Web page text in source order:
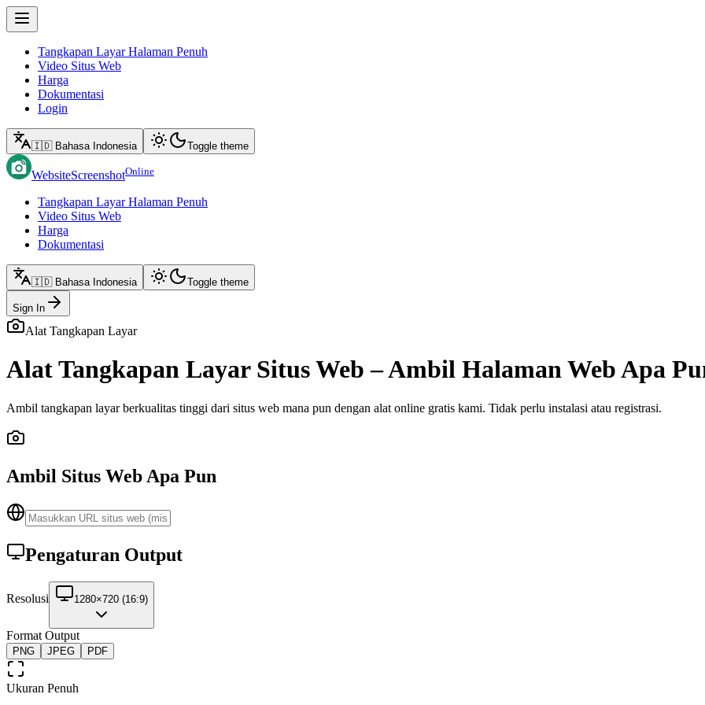
Tangkapan Layar Halaman Penuh
Video Situs Web
Harga
Dokumentasi
Login
🇮🇩 Bahasa Indonesia Toggle theme
WebsiteScreenshotOnline
Tangkapan Layar Halaman Penuh
Video Situs Web
Harga
Dokumentasi
🇮🇩 Bahasa Indonesia Toggle theme
Sign In
Alat Tangkapan Layar
Alat Tangkapan Layar Situs Web – Ambil Halaman Web Apa
Ambil tangkapan layar berkualitas tinggi dari situs web mana pun dengan alat online gratis kami. Tidak perlu instalasi atau registrasi.
Ambil Situs Web Apa Pun
Pengaturan Output
Resolusi 1280×720 (16:9)
Format Output
PNG JPEG PDF
Ukuran Penuh